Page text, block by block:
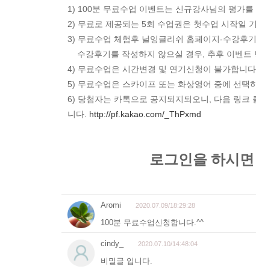
1) 100분 무료수업 이벤트는 신규강사님의 평가를
2) 무료로 제공되는 5회 수업권은 첫수업 시작일
3) 무료수업 체험후 닐잉글리쉬 홈페이지-수강후
수강후기를 작성하지 않으실 경우, 추후 이벤트
4) 무료수업은 시간변경 및 연기신청이 불가합니다.
5) 무료수업은 스카이프 또는 화상영어 중에 선택
6) 당첨자는 카톡으로 공지되지되오니, 다음 링크
니다. http://pf.kakao.com/_ThPxmd